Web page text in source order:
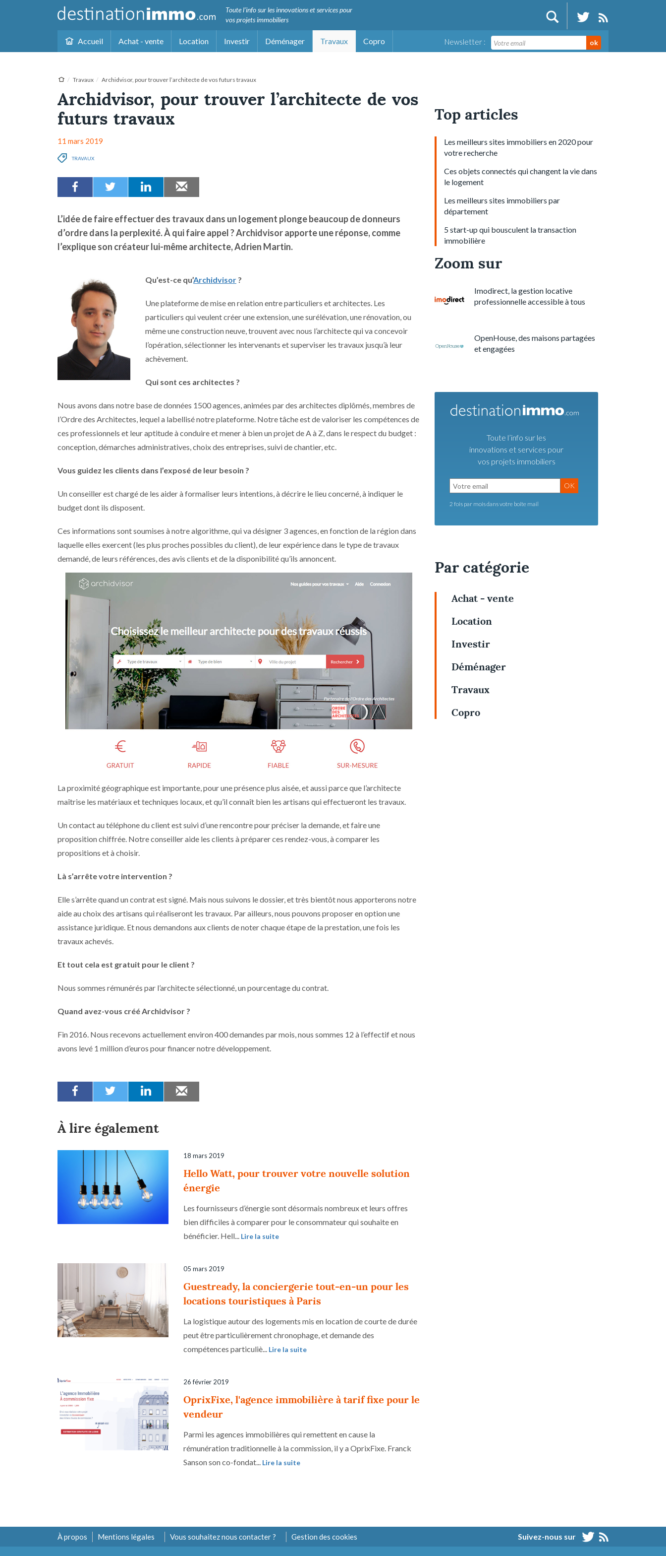
Toute l'info sur les innovations et services pour
vos projets immobiliers
Accueil Achat - vente Location Investir Déménager Travaux Copro Newsletter : ok
Travaux Archidvisor, pour trouver l’architecte de vos futurs travaux
Archidvisor, pour trouver l’architecte de vos
futurs travaux
11 mars 2019
TRAVAUX
L’idée de faire effectuer des travaux dans un logement plonge beaucoup de donneurs
d’ordre dans la perplexité. À qui faire appel ? Archidvisor apporte une réponse, comme
l’explique son créateur lui-même architecte, Adrien Martin.
Qu’est-ce qu’Archidvisor ?
Une plateforme de mise en relation entre particuliers et architectes. Les
particuliers qui veulent créer une extension, une surélévation, une rénovation, ou
même une construction neuve, trouvent avec nous l’architecte qui va concevoir
l’opération, sélectionner les intervenants et superviser les travaux jusqu’à leur
achèvement.
Qui sont ces architectes ?
Nous avons dans notre base de données 1500 agences, animées par des architectes diplômés, membres de
l’Ordre des Architectes, lequel a labellisé notre plateforme. Notre tâche est de valoriser les compétences de
ces professionnels et leur aptitude à conduire et mener à bien un projet de A à Z, dans le respect du budget :
conception, démarches administratives, choix des entreprises, suivi de chantier, etc.
Vous guidez les clients dans l’exposé de leur besoin ?
Un conseiller est chargé de les aider à formaliser leurs intentions, à décrire le lieu concerné, à indiquer le
budget dont ils disposent.
Ces informations sont soumises à notre algorithme, qui va désigner 3 agences, en fonction de la région dans
laquelle elles exercent (les plus proches possibles du client), de leur expérience dans le type de travaux
demandé, de leurs références, des avis clients et de la disponibilité qu’ils annoncent.
La proximité géographique est importante, pour une présence plus aisée, et aussi parce que l’architecte
maîtrise les matériaux et techniques locaux, et qu’il connaît bien les artisans qui effectueront les travaux.
Un contact au téléphone du client est suivi d’une rencontre pour préciser la demande, et faire une
proposition chiffrée. Notre conseiller aide les clients à préparer ces rendez-vous, à comparer les
propositions et à choisir.
Là s’arrête votre intervention ?
Elle s’arrête quand un contrat est signé. Mais nous suivons le dossier, et très bientôt nous apporterons notre
aide au choix des artisans qui réaliseront les travaux. Par ailleurs, nous pouvons proposer en option une
assistance juridique. Et nous demandons aux clients de noter chaque étape de la prestation, une fois les
travaux achevés.
Et tout cela est gratuit pour le client ?
Nous sommes rémunérés par l’architecte sélectionné, un pourcentage du contrat.
Quand avez-vous créé Archidvisor ?
Fin 2016. Nous recevons actuellement environ 400 demandes par mois, nous sommes 12 à l’effectif et nous
avons levé 1 million d’euros pour financer notre développement.
À lire également
18 mars 2019
Hello Watt, pour trouver votre nouvelle solution
énergie
Les fournisseurs d’énergie sont désormais nombreux et leurs offres
bien difficiles à comparer pour le consommateur qui souhaite en
bénéficier. Hell... Lire la suite
05 mars 2019
Guestready, la conciergerie tout-en-un pour les
locations touristiques à Paris
La logistique autour des logements mis en location de courte de durée
peut être particulièrement chronophage, et demande des
compétences particuliè... Lire la suite
26 février 2019
OprixFixe, l'agence immobilière à tarif fixe pour le
vendeur
Parmi les agences immobilières qui remettent en cause la
rémunération traditionnelle à la commission, il y a OprixFixe. Franck
Sanson son co-fondat... Lire la suite
Top articles
Les meilleurs sites immobiliers en 2020 pour
votre recherche
Ces objets connectés qui changent la vie dans
le logement
Les meilleurs sites immobiliers par
département
5 start-up qui bousculent la transaction
immobilière
Zoom sur
Imodirect, la gestion locative
professionnelle accessible à tous
OpenHouse, des maisons partagées
et engagées
Toute l’info sur les
innovations et services pour
vos projets immobiliers
OK
2 fois par mois dans votre boite mail
Par catégorie
Achat - vente
Location
Investir
Déménager
Travaux
Copro
À propos Mentions légales Vous souhaitez nous contacter ? Gestion des cookies Suivez-nous sur